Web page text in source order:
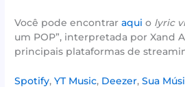
Você pode encontraraqui o lyric
um POP”, interpretada por Xand
principais plataformas de
Spotify,YT Music, Deezer,Sua